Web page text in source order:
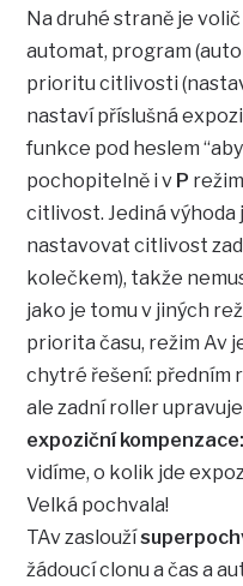
Na druhé straně je
automat, program
prioritu citlivosti
nastaví příslušná
funkce pod heslem
pochopitelně i v P
citlivost. Jediná výhoda
nastavovat citlivost
kolečkem), takže
jako je tomu v jiných
priorita času, režim Av
chytré řešení: předním
ale zadní roller
expoziční kompenzace:
vidíme, o kolik jde
Velká pochvala!
TAv zaslouží
žádoucí clonu a čas a